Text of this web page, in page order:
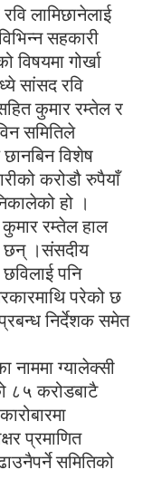
लामिछानेलाई
सहकारी
विषयमा गोर्खा
सांसद रवि
कुमार रम्तेल र
समितिले
विशेष
करोडौ रुपैयाँ
हो ।
कुमार रम्तेल हाल
छन् ।संसदीय
पनि
परेको छ
निर्देशक समेत
नाममा ग्यालेक्सी
८५ करोडबाटै
प्रमाणित
समितिको